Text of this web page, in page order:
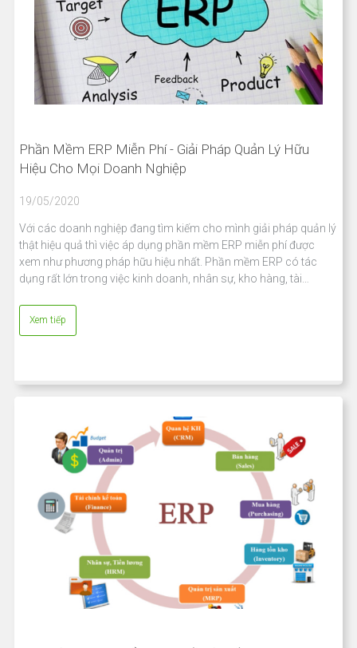
Phần Mềm ERP Miễn Phí - Giải Pháp Quản Lý Hữu
Hiệu Cho Mọi Doanh Nghiệp
19/05/2020
Với các doanh nghiệp đang tìm kiếm cho mình giải pháp quản lý
thật hiệu quả thì việc áp dụng phần mềm ERP miễn phí được
xem như phương pháp hữu hiệu nhất. Phần mềm ERP có tác
dụng rất lớn trong việc kinh doanh, nhân sự, kho hàng, tài…
Xem tiếp